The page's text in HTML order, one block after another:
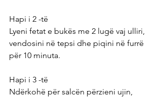
Hapi i 2 -të
Lyeni fetat e bukës me 2 lugë vaj ulliri,
vendosini në tepsi dhe piqini në furrë
për 10 minuta.
Hapi i 3 -të
Ndërkohë për salcën përzieni ujin,